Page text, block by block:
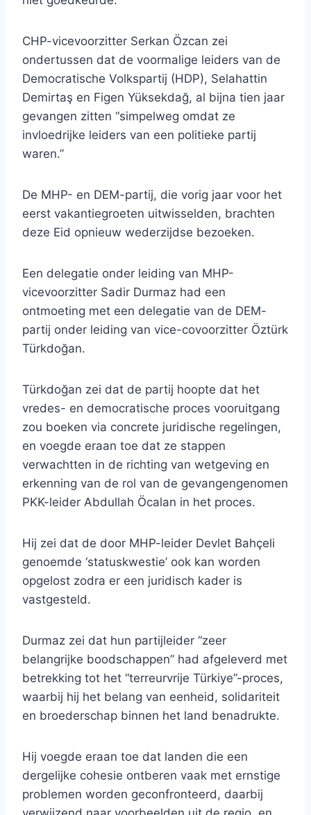
CHP-vicevoorzitter Serkan Özcan zei
ondertussen dat de voormalige leiders van de
Democratische Volkspartij (HDP), Selahattin
Demirtaş en Figen Yüksekdağ, al bijna tien jaar
gevangen zitten “simpelweg omdat ze
invloedrijke leiders van een politieke partij
waren.”
De MHP- en DEM-partij, die vorig jaar voor het
eerst vakantiegroeten uitwisselden, brachten
deze Eid opnieuw wederzijdse bezoeken.
Een delegatie onder leiding van MHP-
vicevoorzitter Sadir Durmaz had een
ontmoeting met een delegatie van de DEM-
partij onder leiding van vice-covoorzitter Öztürk
Türkdoğan.
Türkdoğan zei dat de partij hoopte dat het
vredes- en democratische proces vooruitgang
zou boeken via concrete juridische regelingen,
en voegde eraan toe dat ze stappen
verwachtten in de richting van wetgeving en
erkenning van de rol van de gevangengenomen
PKK-leider Abdullah Öcalan in het proces.
Hij zei dat de door MHP-leider Devlet Bahçeli
genoemde ‘statuskwestie’ ook kan worden
opgelost zodra er een juridisch kader is
vastgesteld.
Durmaz zei dat hun partijleider “zeer
belangrijke boodschappen” had afgeleverd met
betrekking tot het “terreurvrije Türkiye”-proces,
waarbij hij het belang van eenheid, solidariteit
en broederschap binnen het land benadrukte.
Hij voegde eraan toe dat landen die een
dergelijke cohesie ontberen vaak met ernstige
problemen worden geconfronteerd, daarbij